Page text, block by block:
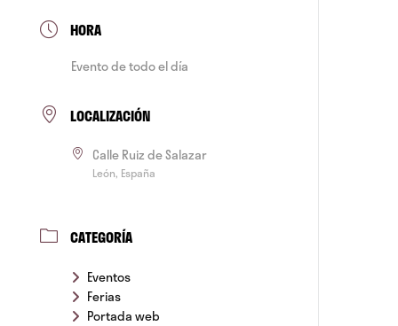
HORA
Evento de todo el día
LOCALIZACIÓN
Calle Ruiz de Salazar
León, España
CATEGORÍA
Eventos
Ferias
Portada web